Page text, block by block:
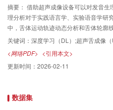
摘要： 借助超声成像设备可以对发音
理分析对于实践语言学、实验语音学研
中，舌体运动轨迹动态分析和舌体轮廓
关键技术。由于超声舌成像模糊、舌轮
着舌位特征提取困难、舌体动态轮廓
强大的特征学习能力在超声舌成像处理
模型的构建以及深层次的语音工程应用
像与超声舌成像，分析了超声舌成像
应用，包括超声音视频同步对齐、生物
关键词： 深度学习（DL）;超声舌成像（UTI
<网络PDF> <引用本文>
更新时间： 2026-02-11
数据集